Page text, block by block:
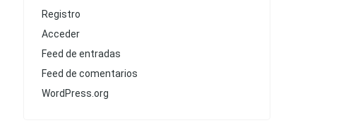
Registro
Acceder
Feed de entradas
Feed de comentarios
WordPress.org